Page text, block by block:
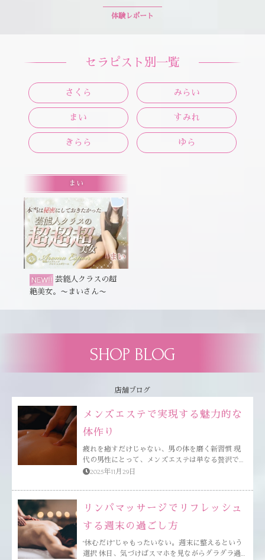
体験レポート
セラピスト別一覧
さくら みらい
まい すみれ
きらら ゆら
まい
芸能人クラスの超
絶美女。〜まいさん〜
SHOP BLOG
店舗ブログ
メンズエステで実現する魅力的な
体作り
疲れを癒すだけじゃない、男の体を磨く新習慣 現
代の男性にとって、メンズエステは単なる贅沢では
なく、健康と魅力を引き出すための有効な選択肢と
なメンテナンスまで、エステが担う役割は想像以上
に多彩です。 この記事では、体の内側と外側から
「...
2025年11月29日
リンパマッサージでリフレッシュ
する週末の過ごし方
“休むだけ”じゃもったいない。週末に整えるという
選択 休日、気づけばスマホを見ながらダラダラ過